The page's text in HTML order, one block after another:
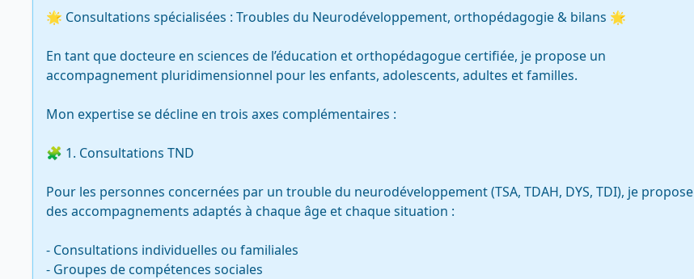
🌟 Consultations spécialisées : Troubles du Neurodéveloppement, orthopédagogie & bilans 🌟
En tant que docteure en sciences de l’éducation et orthopédagogue certifiée, je propose un
accompagnement pluridimensionnel pour les enfants, adolescents, adultes et familles.
Mon expertise se décline en trois axes complémentaires :
🧩 1. Consultations TND
Pour les personnes concernées par un trouble du neurodéveloppement (TSA, TDAH, DYS, TDI), je propose
des accompagnements adaptés à chaque âge et chaque situation :
- Consultations individuelles ou familiales
- Groupes de compétences sociales